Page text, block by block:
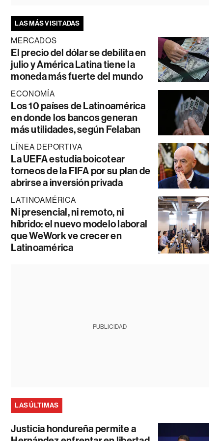
LAS MÁS VISITADAS
MERCADOS
El precio del dólar se debilita en
julio y América Latina tiene la
moneda más fuerte del mundo
ECONOMÍA
Los 10 países de Latinoamérica
en donde los bancos generan
más utilidades, según Felaban
LÍNEA DEPORTIVA
La UEFA estudia boicotear
torneos de la FIFA por su plan de
abrirse a inversión privada
LATINOAMÉRICA
Ni presencial, ni remoto, ni
híbrido: el nuevo modelo laboral
que WeWork ve crecer en
Latinoamérica
PUBLICIDAD
LAS ÚLTIMAS
Justicia hondureña permite a